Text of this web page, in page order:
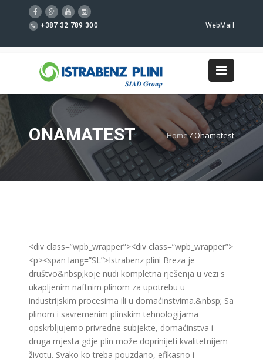
+387 32 789 300 WebMail
ONAMATEST Home/Onamatest
<div class=”wpb_wrapper”><div class=”wpb_wrapper”>
<p><span lang=”SL”>Istrabenz plini Breza je
društvo&nbsp;koje nudi kompletna rješenja u vezi s
ukapljenim naftnim plinom za upotrebu u
industrijskim procesima ili u domaćinstvima.&nbsp; Sa
plinom i savremenim plinskim tehnologijama
opskrbljujemo privredne subjekte, domaćinstva i
druga mjesta gdje plin može doprinijeti kvalitetnijem
životu. Svako ko treba pouzdano, efikasno i